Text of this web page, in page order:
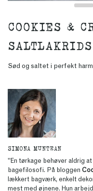
COOKIES &
SALTLAKRIDS
Sød og saltet i perfekt
SIMONA MUNTEAN
"En tørkage behøver aldrig
bagefilosofi. På bloggen
lækkert bagværk, enkelt
mest med øjnene. Hun